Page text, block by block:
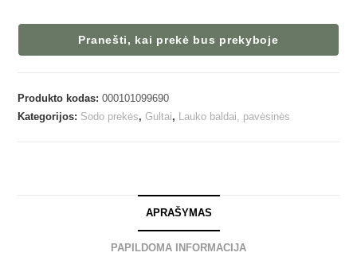
Pranešti, kai prekė bus prekyboje
Produkto kodas:000101099690
Kategorijos: Sodo prekės,Gultai, Lauko baldai, pavėsinės
APRAŠYMAS
PAPILDOMA INFORMACIJA